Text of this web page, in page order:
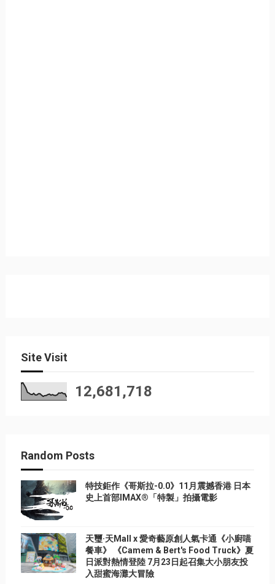
Site Visit
12,681,718
Random Posts
特技鉅作《哥斯拉-0.0》11月震撼香港 日本
史上首部IMAX®「特製」拍攝電影
天璽·天Mall x 愛奇藝原創人氣卡通《小廚喵
餐車》 《Camem & Bert's Food Truck》夏
日派對熱情登陸 7月23日起召集大小朋友投
入甜蜜海灘大冒險